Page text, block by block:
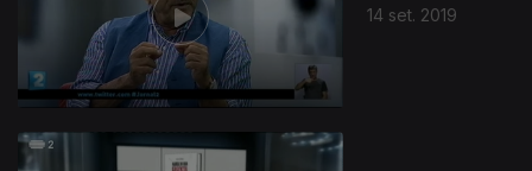
14 set. 2019